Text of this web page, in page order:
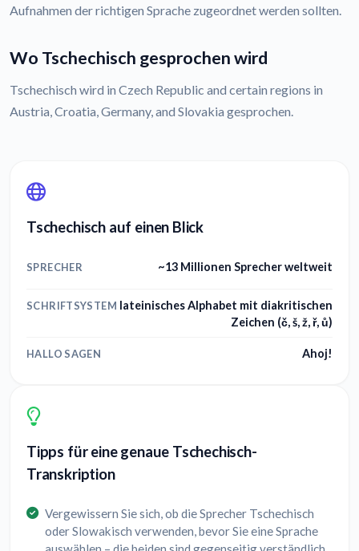
Aufnahmen der richtigen Sprache zugeordnet werden sollten.
Wo Tschechisch gesprochen wird
Tschechisch wird in Czech Republic and certain regions in
Austria, Croatia, Germany, and Slovakia gesprochen.
Tschechisch auf einen Blick
SPRECHER ~13 Millionen Sprecher weltweit
SCHRIFTSYSTEM lateinisches Alphabet mit diakritischen
Zeichen (č, š, ž, ř, ů)
HALLO SAGEN Ahoj!
Tipps für eine genaue Tschechisch-
Transkription
Vergewissern Sie sich, ob die Sprecher Tschechisch
oder Slowakisch verwenden, bevor Sie eine Sprache